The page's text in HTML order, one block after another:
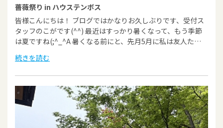
薔薇祭り in ハウステンボス
皆様こんにちは！ ブログではかなりお久しぶりです、受付ス
タッフのこがです(^^) 最近はすっかり暑くなって、もう季節
は夏ですね(;^_^A 暑くなる前にと、先月5月に私は友人た…
続きを読む